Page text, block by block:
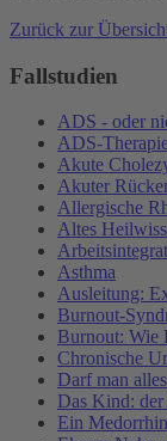
Zurück zur
Fallstudien
ADS - oder
ADS-
Akute
Akuter
Allergische
Altes
Asthma
Ausleitung:
Burnout-
Burnout: Wie
Chronische
Darf man
Das Kind: der
Ein